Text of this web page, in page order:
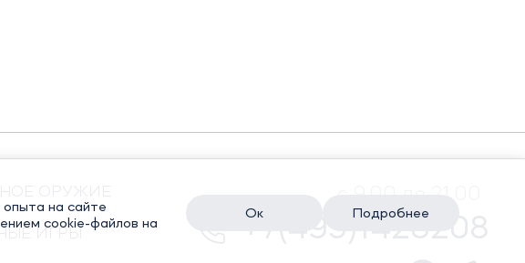
ИГРЫ +7(495)1428208
опыта на сайте
cookie-файлов на
Ок Подробнее